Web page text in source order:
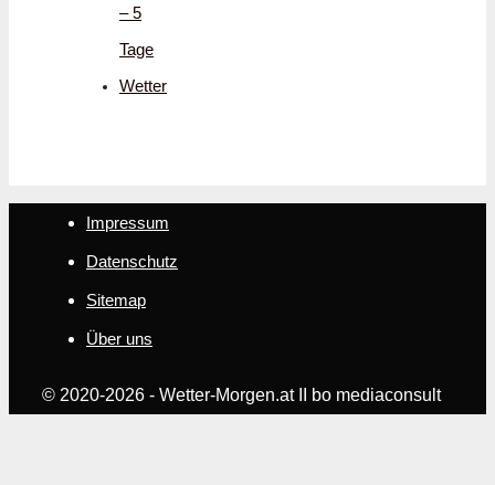
– 5
Tage
Wetter
Impressum
Datenschutz
Sitemap
Über uns
© 2020-2026 - Wetter-Morgen.at II bo mediaconsult